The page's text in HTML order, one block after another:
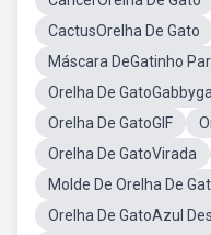
CactusOrelha De Gato
Máscara DeGatinho
Orelha De
Orelha De GatoGIF
Orelha De GatoVirada
Molde De Orelha De
Orelha De GatoAzul